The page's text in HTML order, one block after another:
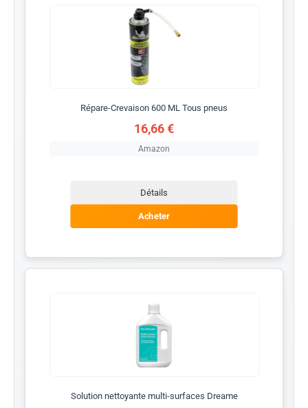
Répare-Crevaison 600 ML Tous pneus
16,66 €
Amazon
Détails
Acheter
Solution nettoyante multi-surfaces Dreame